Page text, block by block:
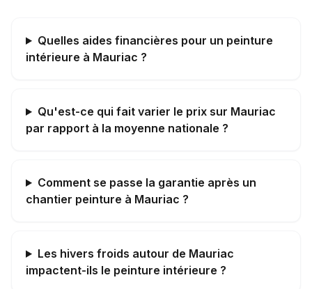
Quelles aides financières pour un peinture
intérieure à Mauriac ?
Qu'est-ce qui fait varier le prix sur Mauriac
par rapport à la moyenne nationale ?
Comment se passe la garantie après un
chantier peinture à Mauriac ?
Les hivers froids autour de Mauriac
impactent-ils le peinture intérieure ?